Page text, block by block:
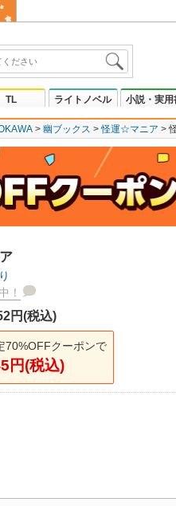
TL ライトノベル 小説・実用
幽ブックス 怪運☆マニア
！
円(税込)
70%OFFクーポンで
円(税込)